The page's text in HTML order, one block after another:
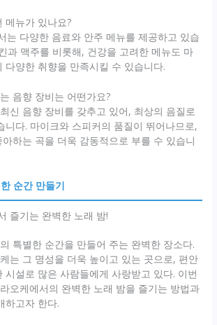
메뉴가 있나요?
는 다양한 음료와 안주 메뉴를 제공하고 있습
과 맥주를 비롯해, 건강을 고려한 메뉴도 마
다양한 취향을 만족시킬 수 있습니다.
음향 장비는 어떤가요?
신 음향 장비를 갖추고 있어, 최상의 음질로
니다. 마이크와 스피커의 품질이 뛰어나므로,
하는 곡을 더욱 감동적으로 부를 수 있습니
순간 만들기
즐기는 완벽한 노래 밤!
특별한 순간을 만들어 주는 완벽한 장소다.
는 그 명성을 더욱 높이고 있는 곳으로, 편안
시설로 많은 사람들에게 사랑받고 있다. 이번
오케에서의 완벽한 노래 밤을 즐기는 방법과
하고자 한다.